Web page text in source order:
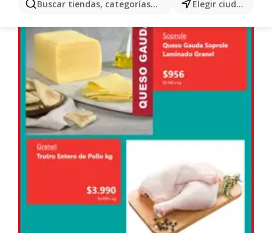
Buscar tiendas, categorías, productos... Elegir ciudad